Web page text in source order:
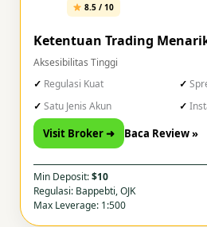
8.5 / 10
Ketentuan Trading
Aksesibilitas Tinggi
Regulasi Kuat
Satu Jenis Akun
Visit Broker ➜ Baca Review »
Min Deposit:$10
Regulasi: Bappebti, OJK
Max Leverage: 1:500